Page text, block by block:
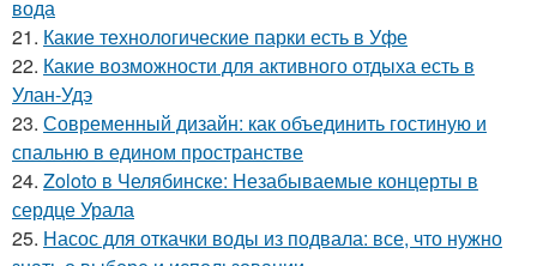
вода
21. Какие технологические парки есть в Уфе
22. Какие возможности для активного отдыха есть в
Улан-Удэ
23. Современный дизайн: как объединить гостиную и
спальню в едином пространстве
24. Zoloto в Челябинске: Незабываемые концерты в
сердце Урала
25. Насос для откачки воды из подвала: все, что нужно